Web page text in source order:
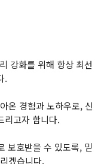
강화를 위해 항상 최선
.
온 경험과 노하우로, 신
리고자 합니다.
보호받을 수 있도록, 믿
겠습니다.